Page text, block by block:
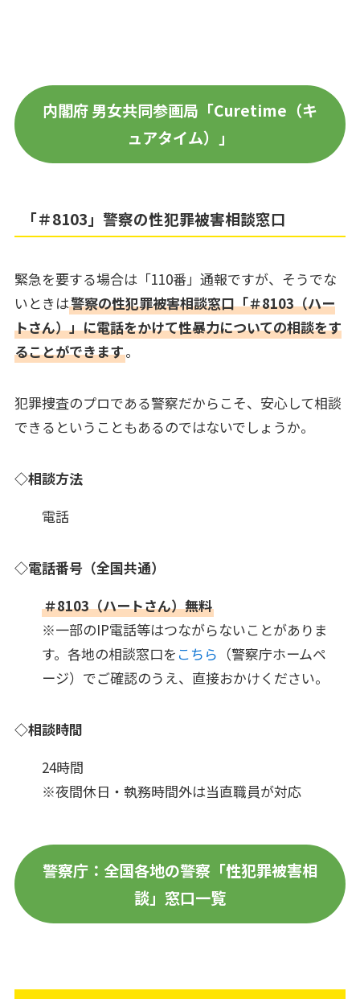
内閣府 男女共同参画局「Curetime（キ
ュアタイム）」
「＃8103」警察の性犯罪被害相談窓口
緊急を要する場合は「110番」通報ですが、そうでな
いときは警察の性犯罪被害相談窓口「＃8103（ハー
トさん）」に電話をかけて性暴力についての相談をす
ることができます。
犯罪捜査のプロである警察だからこそ、安心して相談
できるということもあるのではないでしょうか。
◇相談方法
電話
◇電話番号（全国共通）
＃8103（ハートさん）無料
※一部のIP電話等はつながらないことがありま
す。各地の相談窓口を こちら （警察庁ホームペ
ージ）でご確認のうえ、直接おかけください。
◇相談時間
24時間
※夜間休日・執務時間外は当直職員が対応
警察庁：全国各地の警察「性犯罪被害相
談」窓口一覧